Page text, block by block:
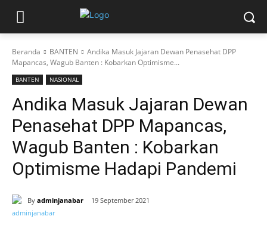
Beranda BANTEN
Andika Masuk Jajaran Dewan Penasehat DPP
Mapancas, Wagub Banten : Kobarkan Optimisme...
BANTEN NASIONAL
Andika Masuk Jajaran Dewan
Penasehat DPP Mapancas,
Wagub Banten : Kobarkan
Optimisme Hadapi Pandemi
By adminjanabar 19 September 2021